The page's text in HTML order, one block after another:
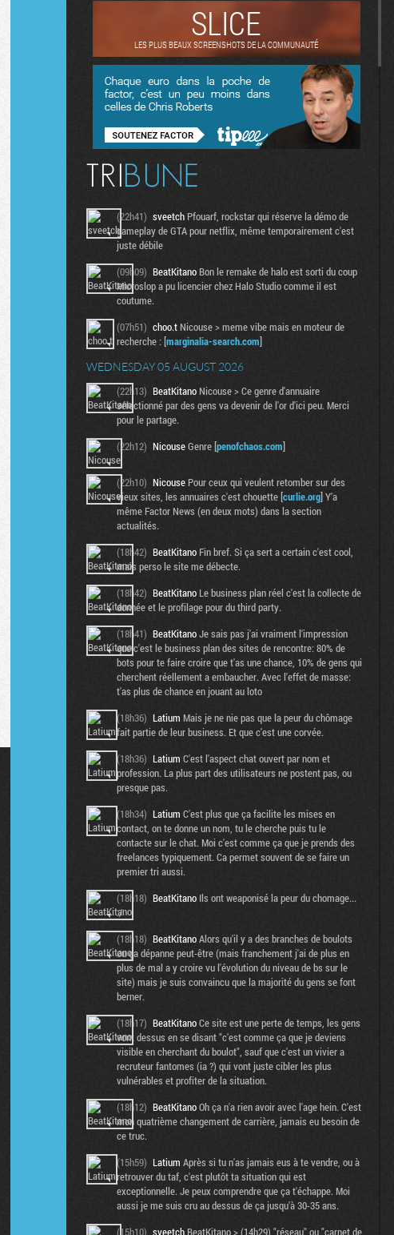
SLICE
LES PLUS BEAUX SCREENSHOTS DE LA COMMUNAUTÉ
(22h41) sveetch Pfouarf, rockstar qui réserve la démo de
gameplay de GTA pour netflix, même temporairement c'est
juste débile
(09h09) BeatKitano Bon le remake de halo est sorti du coup
Microslop a pu licencier chez Halo Studio comme il est
coutume.
(07h51) choo.t Nicouse > meme vibe mais en moteur de
recherche : [marginalia-search.com]
WEDNESDAY 05 AUGUST 2026
(22h13) BeatKitano Nicouse > Ce genre d'annuaire
sélectionné par des gens va devenir de l'or d'ici peu. Merci
pour le partage.
(22h12) NicouseGenre [penofchaos.com]
(22h10) Nicouse Pour ceux qui veulent retomber sur des
vieux sites, les annuaires c'est chouette [curlie.org] Y'a
même Factor News (en deux mots) dans la section
actualités.
(18h42) BeatKitano Fin bref. Si ça sert a certain c'est cool,
mais perso le site me débecte.
(18h42) BeatKitano Le business plan réel c'est la collecte de
donnée et le profilage pour du third party.
(18h41) BeatKitanoJe sais pas j'ai vraiment l'impression
que c'est le business plan des sites de rencontre: 80% de
bots pour te faire croire que t'as une chance, 10% de gens qui
cherchent réellement a embaucher. Avec l'effet de masse:
t'as plus de chance en jouant au loto
(18h36) Latium Mais je ne nie pas que la peur du chômage
fait partie de leur business. Et que c'est une corvée.
(18h36) Latium C'est l'aspect chat ouvert par nom et
profession. La plus part des utilisateurs ne postent pas, ou
presque pas.
(18h34) Latium C'est plus que ça facilite les mises en
contact, on te donne un nom, tu le cherche puis tu le
contacte sur le chat. Moi c'est comme ça que je prends des
freelances typiquement. Ca permet souvent de se faire un
premier tri aussi.
(18h18) BeatKitano Ils ont weaponisé la peur du chomage...
:/
(18h18) BeatKitanoAlors qu'il y a des branches de boulots
ou ça dépanne peut-être (mais franchement j'ai de plus en
plus de mal a y croire vu l'évolution du niveau de bs sur le
site) mais je suis convaincu que la majorité du gens se font
berner.
(18h17) BeatKitanoCe site est une perte de temps, les gens
vont dessus en se disant "c'est comme ça que je deviens
visible en cherchant du boulot", sauf que c'est un vivier a
recruteur fantomes (ia ?) qui vont juste cibler les plus
vulnérables et profiter de la situation.
(18h12) BeatKitanoOh ça n'a rien avoir avec l'age hein. C'est
mon quatrième changement de carrière, jamais eu besoin de
ce truc.
(15h59) Latium Après si tu n'as jamais eus à te vendre, ou à
retrouver du taf, c'est plutôt ta situation qui est
exceptionnelle. Je peux comprendre que ça t'échappe. Moi
aussi je me suis cru au dessus de ça jusqu'à 30-35 ans.
(15h10) sveetch BeatKitano > (14h29) "réseau" ou "carnet de